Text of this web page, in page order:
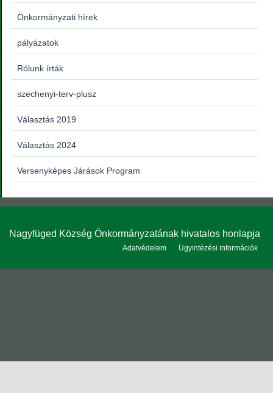
Önkormányzati hírek
pályázatok
Rólunk írták
szechenyi-terv-plusz
Választás 2019
Választás 2024
Versenyképes Járások Program
Nagyfüged Község Önkormányzatának hivatalos honlapja
Adatvédelem Ügyintézési információk